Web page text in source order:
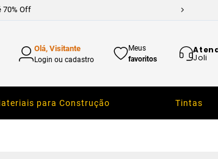
70% Off
Olá, Visitante
Login ou cadastro
Meus
favoritos
Joli
para Construção Tintas